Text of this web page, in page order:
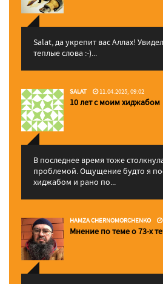
Salat, да укрепит вас Аллаx!
теплые слова :-)...
SALAT 11.04.2025, 09:02
10 лет с моим хиджабом
В последнее время тоже
проблемой. Ощущение будто я
хиджабом и рано по...
HAMZA CHERNOMORCHENKO
Мнение по теме о 73-х